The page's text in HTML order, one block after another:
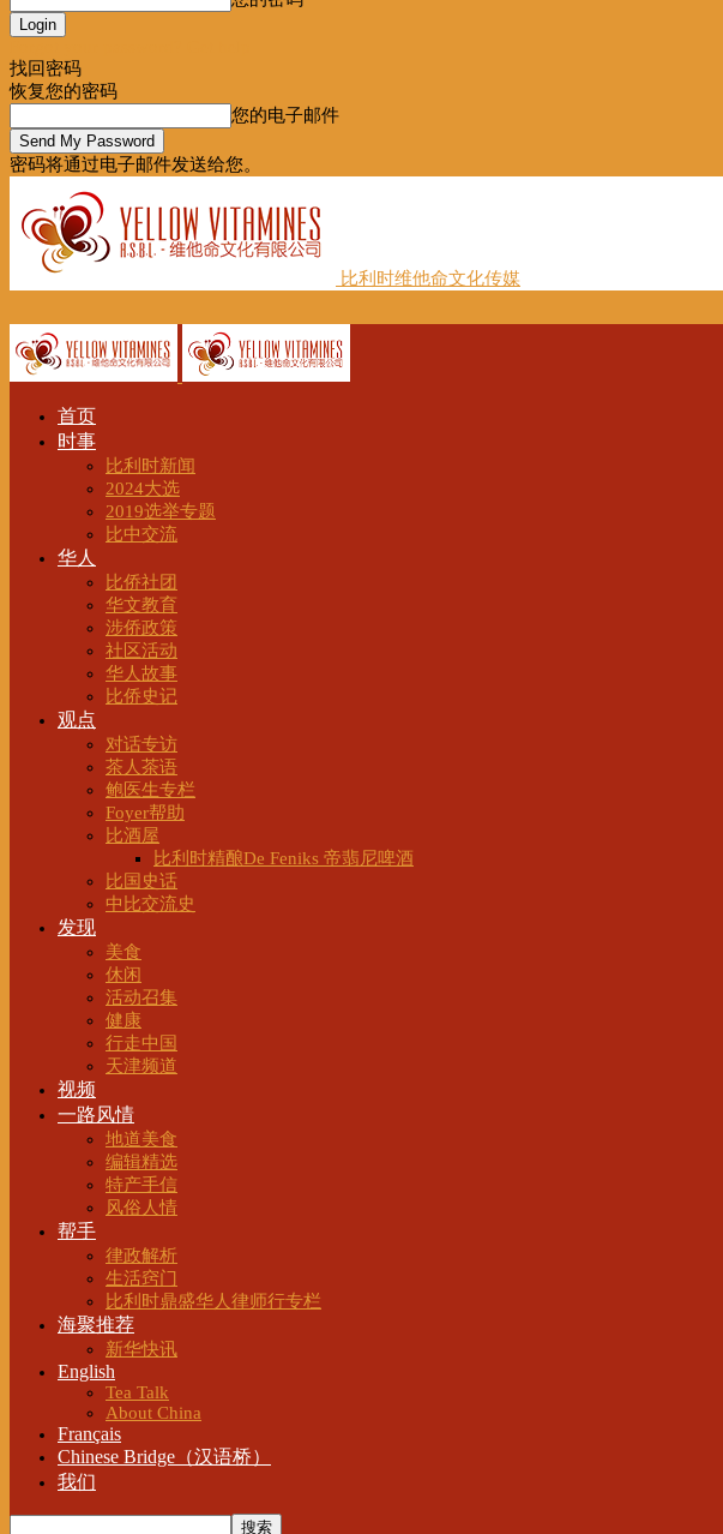
找回密码
恢复您的密码
您的电子邮件
密码将通过电子邮件发送给您。
比利时维他命文化传媒
首页
时事
比利时新闻
2024大选
2019选举专题
比中交流
华人
比侨社团
华文教育
涉侨政策
社区活动
华人故事
比侨史记
观点
对话专访
茶人茶语
鲍医生专栏
Foyer帮助
比酒屋
比利时精酿De Feniks 帝翡尼啤酒
比国史话
中比交流史
发现
美食
休闲
活动召集
健康
行走中国
天津频道
视频
一路风情
地道美食
编辑精选
特产手信
风俗人情
帮手
律政解析
生活窍门
比利时鼎盛华人律师行专栏
海聚推荐
新华快讯
English
Tea Talk
About China
Français
Chinese Bridge（汉语桥）
我们